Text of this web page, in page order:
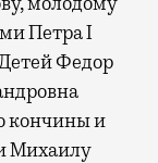
Петра I
Федор
кончины и
Михаилу